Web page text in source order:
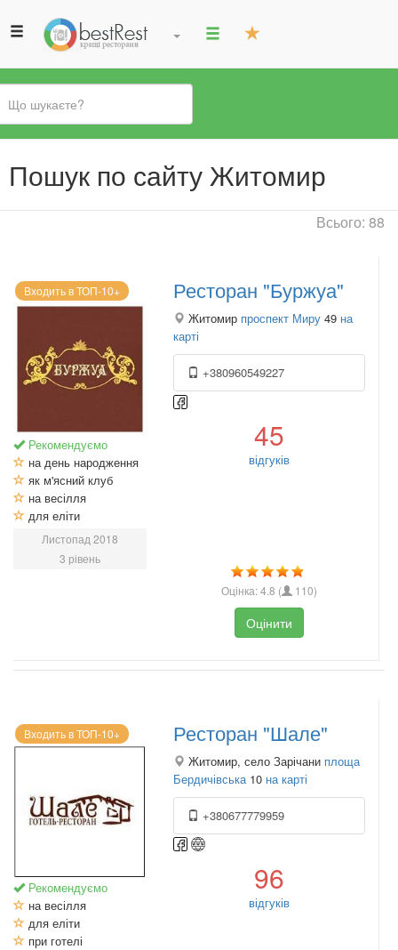
Ви
єПошук по сайту Житомир
Всього: 88
Входить в ТОП-10+
Рекомендуємо
на день народження
як м'ясний клуб
на весілля
для еліти
Листопад 2018
3 рівень
Ресторан "Буржуа"
Житомир проспект Миру 49 на
карті
+380960549227
45
відгуків
Оцінка:4.8 ( 110)
Оцінити
Входить в ТОП-10+
Рекомендуємо
на весілля
для еліти
при готелі
Ресторан "Шале"
Житомир, село Зарічани площа
Бердичівська 10 на карті
+380677779959
96
відгуків